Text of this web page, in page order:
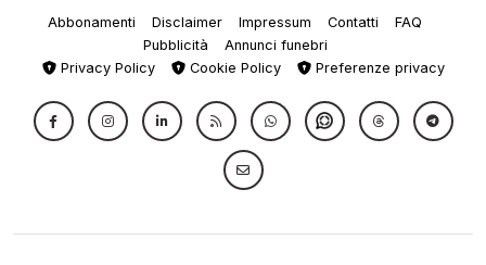
Abbonamenti Disclaimer Impressum Contatti
FAQ
Pubblicità
Annunci funebri
Privacy Policy
Cookie Policy Preferenze privacy